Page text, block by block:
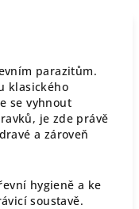
parazitům.
klasického
se vyhnout
je zde právě
a zároveň
hygieně a ke
soustavě.